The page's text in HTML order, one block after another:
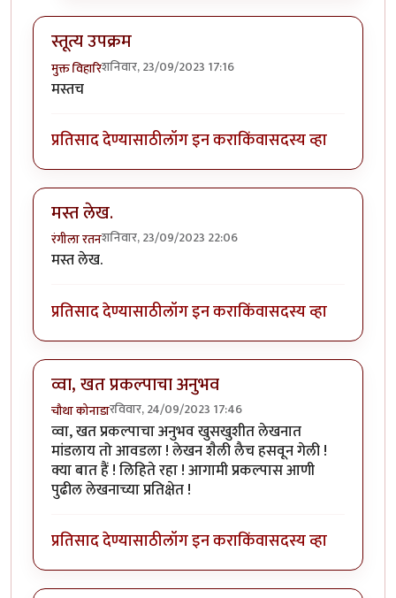
स्तूत्य उपक्रम
मुक्त विहारिशनिवार, 23/09/2023 17:16
मस्तच
प्रतिसाद देण्यासाठीलॉग इन कराकिंवासदस्य व्हा
मस्त लेख.
रंगीला रतनशनिवार, 23/09/2023 22:06
मस्त लेख.
प्रतिसाद देण्यासाठीलॉग इन कराकिंवासदस्य व्हा
व्वा, खत प्रकल्पाचा अनुभव
चौथा कोनाडारविवार, 24/09/2023 17:46
व्वा, खत प्रकल्पाचा अनुभव खुसखुशीत लेखनात
मांडलाय तो आवडला ! लेखन शैली लैच हसवून गेली !
क्या बात हैं ! लिहिते रहा ! आगामी प्रकल्पास आणी
पुढील लेखनाच्या प्रतिक्षेत !
प्रतिसाद देण्यासाठीलॉग इन कराकिंवासदस्य व्हा